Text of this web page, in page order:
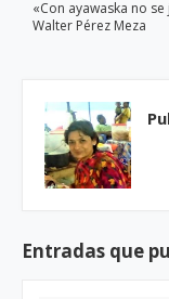
«Con ayawaska no se
Walter Pérez Meza
Entradas que